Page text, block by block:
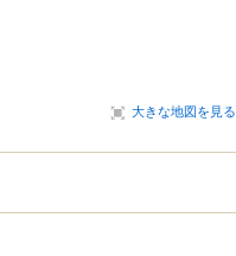
大きな地図を見る